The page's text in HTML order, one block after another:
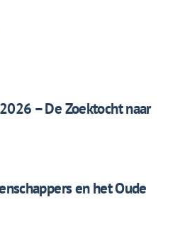
– De Zoektocht naar
en het Oude